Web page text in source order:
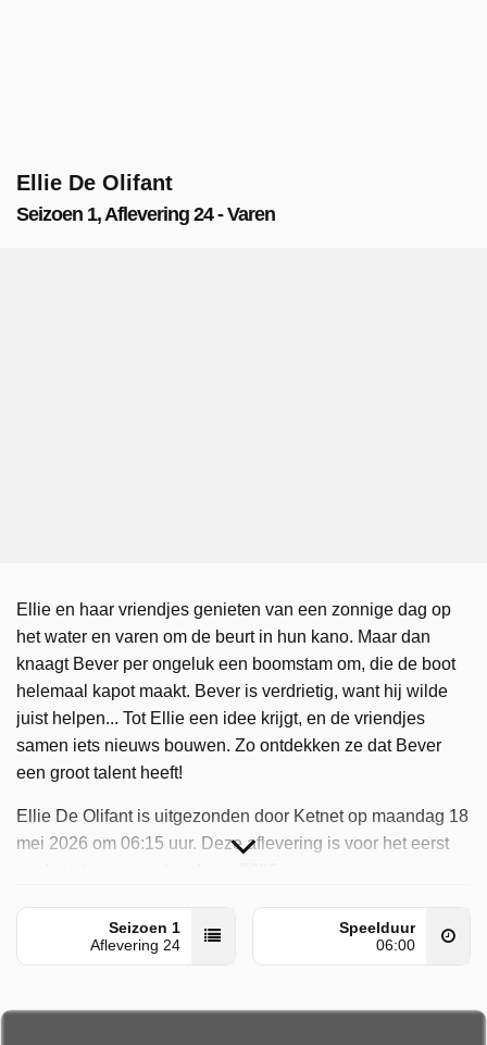
Ellie De Olifant
Seizoen 1, Aflevering 24 - Varen
Ellie en haar vriendjes genieten van een zonnige dag op
het water en varen om de beurt in hun kano. Maar dan
knaagt Bever per ongeluk een boomstam om, die de boot
helemaal kapot maakt. Bever is verdrietig, want hij wilde
juist helpen... Tot Ellie een idee krijgt, en de vriendjes
samen iets nieuws bouwen. Zo ontdekken ze dat Bever
een groot talent heeft!
Ellie De Olifant is uitgezonden door Ketnet op maandag 18
mei 2026 om 06:15 uur. Deze aflevering is voor het eerst
Seizoen 1
Aflevering 24
Speelduur
06:00